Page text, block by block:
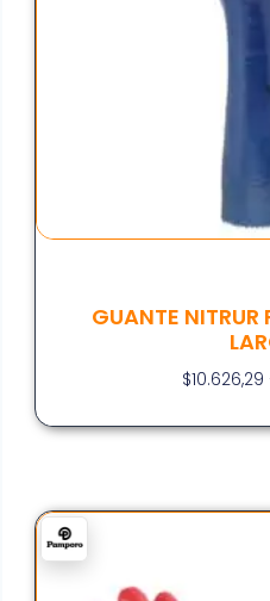
GUANTE NITRUR
$10.626,29